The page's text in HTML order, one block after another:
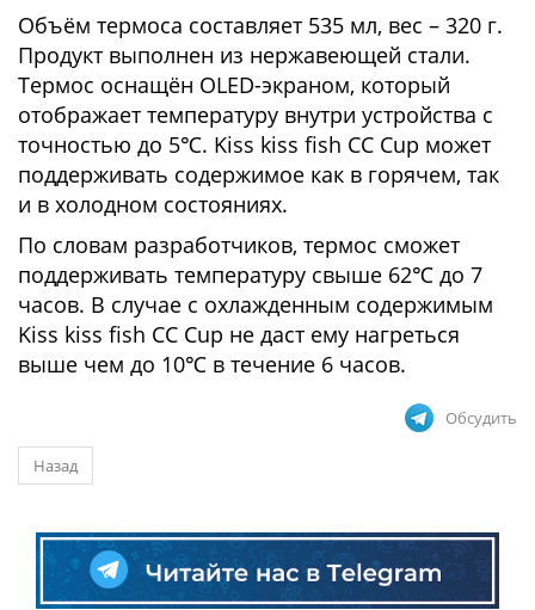
Объём термоса составляет 535 мл, вес – 320 г.
Продукт выполнен из нержавеющей стали.
Термос оснащён OLED-экраном, который
отображает температуру внутри устройства с
точностью до 5℃. Kiss kiss fish CC Cup может
поддерживать содержимое как в горячем, так
и в холодном состояниях.
По словам разработчиков, термос сможет
поддерживать температуру свыше 62℃ до 7
часов. В случае с охлажденным содержимым
Kiss kiss fish CC Cup не даст ему нагреться
выше чем до 10℃ в течение 6 часов.
Обсудить
Назад